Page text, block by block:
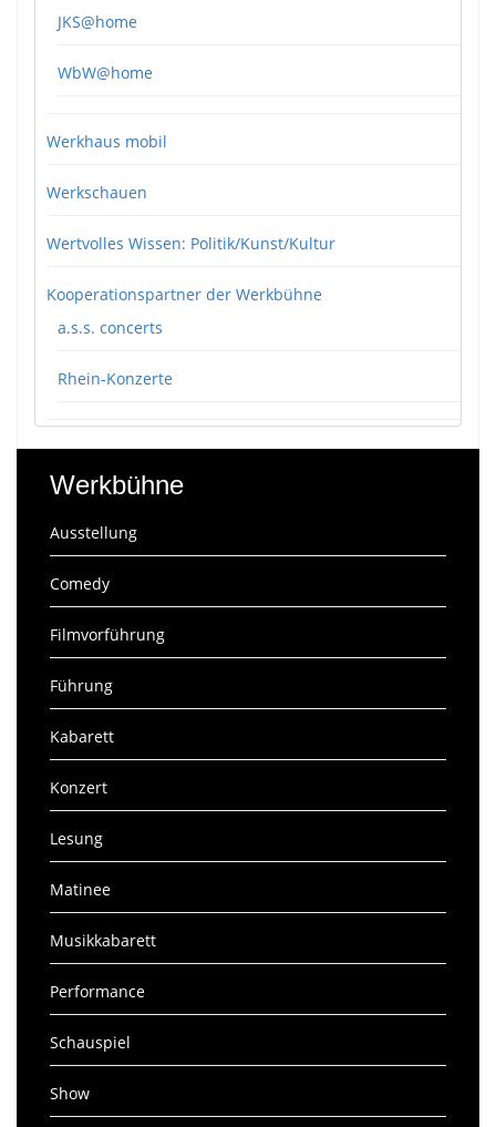
JKS@home
WbW@home
Werkhaus mobil
Werkschauen
Wertvolles Wissen: Politik/Kunst/Kultur
Kooperationspartner der Werkbühne
a.s.s. concerts
Rhein-Konzerte
Werkbühne
Ausstellung
Comedy
Filmvorführung
Führung
Kabarett
Konzert
Lesung
Matinee
Musikkabarett
Performance
Schauspiel
Show